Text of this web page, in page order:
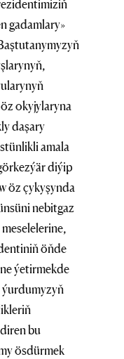
gadamlary»
okyjylaryna
daşary
amala
diýip
öz çykyşynda
nebitgaz
öňde
ýetirmekde
ýurdumyzyň
bu
ösdürmek